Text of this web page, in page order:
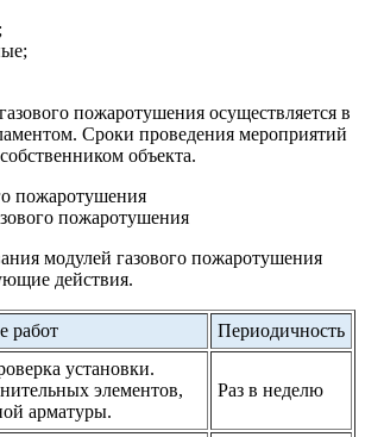
пожаротушения осуществляется в
Сроки проведения мероприятий
объекта.
модулей газового пожаротушения
действия.
работ Периодичность
установки.
элементов,
арматуры.
Раз в неделю